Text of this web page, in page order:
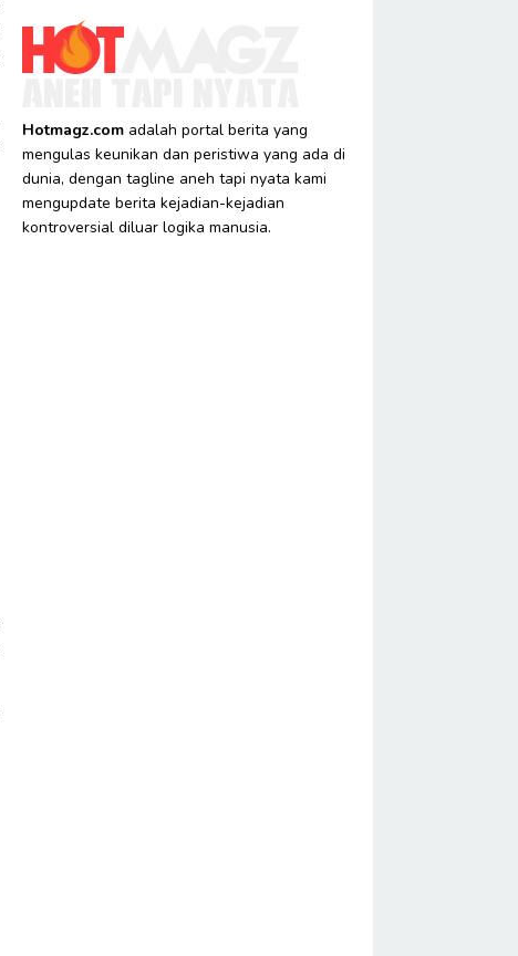
Hotmagz.comadalah portal berita yang
mengulas keunikan dan peristiwa yang ada di
dunia, dengan tagline aneh tapi nyata kami
mengupdate berita kejadian-kejadian
kontroversial diluar logika manusia.